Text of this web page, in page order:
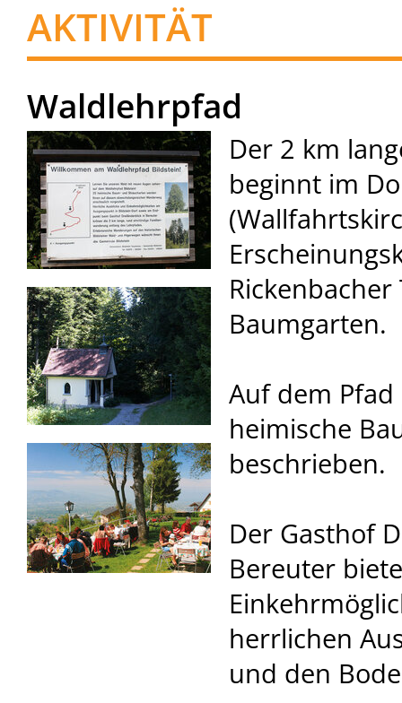
AKTIVITÄT
Waldlehrpfad
Der 2 km
beginnt im
Baumgarten.
Auf dem
heimische
beschrieben.
Der Gasthof
Bereuter
herrlichen
und den